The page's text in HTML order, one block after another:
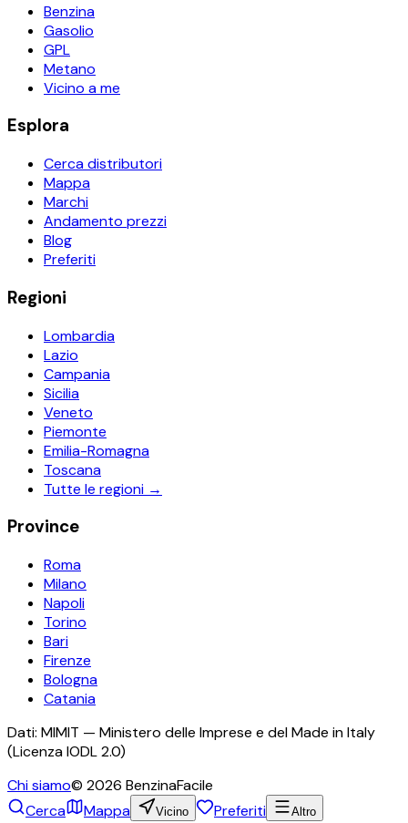
Benzina
Gasolio
GPL
Metano
Vicino a me
Esplora
Cerca distributori
Mappa
Marchi
Andamento prezzi
Blog
Preferiti
Regioni
Lombardia
Lazio
Campania
Sicilia
Veneto
Piemonte
Emilia-Romagna
Toscana
Tutte le regioni →
Province
Roma
Milano
Napoli
Torino
Bari
Firenze
Bologna
Catania
Dati: MIMIT — Ministero delle Imprese e del Made in Italy
(Licenza IODL 2.0)
Chi siamo© 2026 BenzinaFacile
Cerca
Mappa Vicino Preferiti Altro